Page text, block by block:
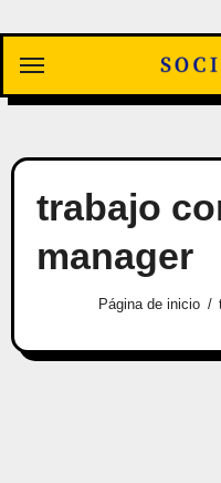
contenido
trabajo
manager
Página de inicio